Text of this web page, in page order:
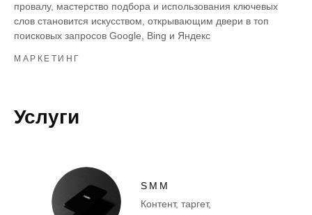
провалу, мастерство подбора и использования ключевых
слов становится искусством, открывающим двери в топ
поисковых запросов Google, Bing и Яндекс
МАРКЕТИНГ
Услуги
Контент, таргет,
SMM